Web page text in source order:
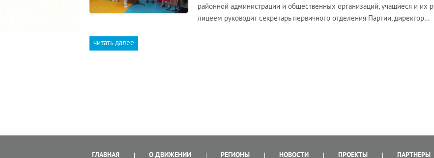
районной администрации и общественных организаций, учащиеся и их
лицеем руководит секретарь первичного отделения Партии, директор…
читать далее
ГЛАВНАЯ О ДВИЖЕНИИ РЕГИОНЫ НОВОСТИ ПРОЕКТЫ ПАРТНЕРЫ